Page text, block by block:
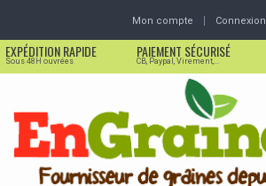
Mon compte Connexion
EXPÉDITION RAPIDE
Sous 48H ouvrées
PAIEMENT SÉCURISÉ
CB, Paypal, Virement,...